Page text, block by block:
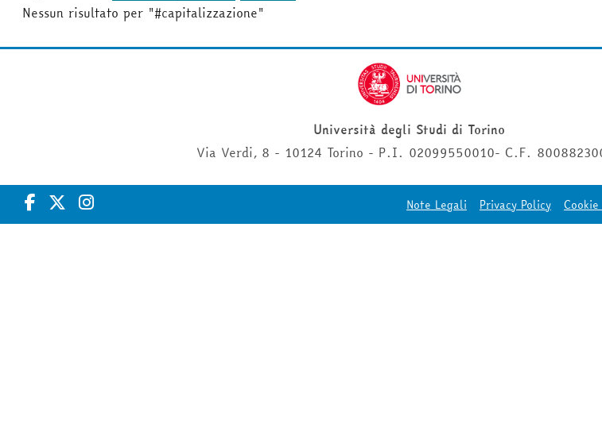
Nessun risultato per "#capitalizzazione"
Università degli Studi di Torino
Via Verdi, 8 - 10124 Torino - P.I. 02099550010- C.F.
Note Legali Privacy Policy